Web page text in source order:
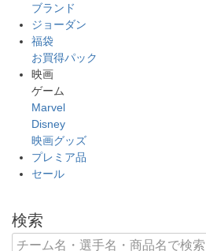
ブランド
ジョーダン
福袋
お買得パック
映画
ゲーム
Marvel
Disney
映画グッズ
プレミア品
セール
検索